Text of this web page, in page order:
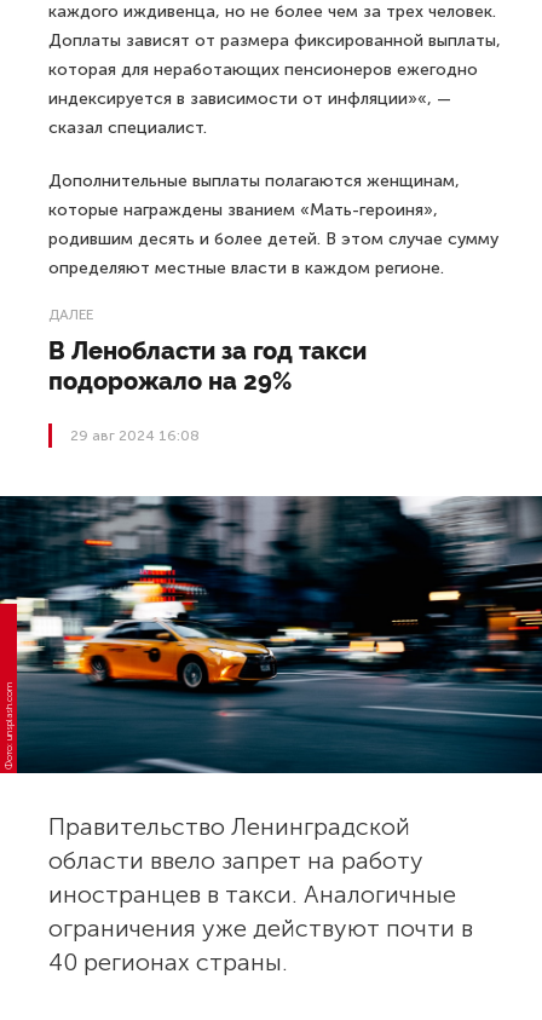
каждого иждивенца, но не более чем за трех человек.
Доплаты зависят от размера фиксированной выплаты,
которая для неработающих пенсионеров ежегодно
индексируется в зависимости от инфляции»«, —
сказал специалист.
Дополнительные выплаты полагаются женщинам,
которые награждены званием «Мать-героиня»,
родившим десять и более детей. В этом случае сумму
определяют местные власти в каждом регионе.
ДАЛЕЕ
В Ленобласти за год такси
подорожало на 29%
29 авг 2024 16:08
Фото: unsplash.com
Правительство Ленинградской
области ввело запрет на работу
иностранцев в такси. Аналогичные
ограничения уже действуют почти в
40 регионах страны.